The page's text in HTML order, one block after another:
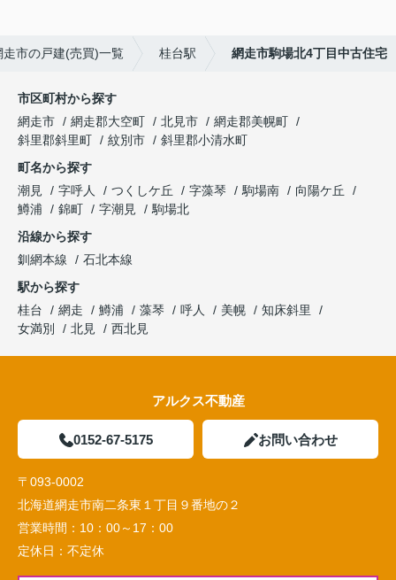
走市の戸建(売買)一覧 桂台駅 網走市駒場北4丁目中古住宅
市区町村から探す
網走市
網走郡大空町 北見市
網走郡美幌町
斜里郡斜里町
紋別市
斜里郡小清水町
町名から探す
潮見
字呼人 つくしケ丘 字藻琴 駒場南
向陽ケ丘
鱒浦
錦町 字潮見
駒場北
沿線から探す
釧網本線
石北本線
駅から探す
桂台
網走 鱒浦 藻琴 呼人 美幌
知床斜里
女満別
北見 西北見
アルクス不動産
0152-67-5175 お問い合わせ
〒093-0002
北海道網走市南二条東１丁目９番地の２
営業時間： 10：00～17：00
定休日： 不定休